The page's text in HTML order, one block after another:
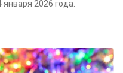
января 2026 года.